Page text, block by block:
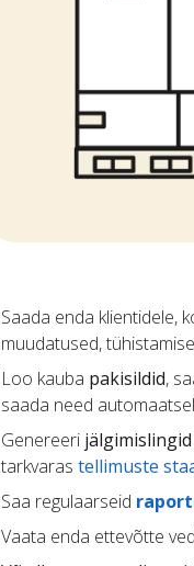
Saada enda klientidele,
muudatused,
Loo kauba pakisildid,
saada need
Genereeri jälgimislingid
tarkvaras tellimuste
Saa regulaarseid
Vaata enda ettevõtte